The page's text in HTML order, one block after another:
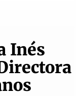
Inés